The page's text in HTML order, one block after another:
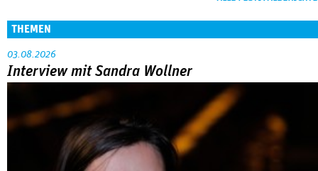
THEMEN
03.08.2026
Interview mit Sandra Wollner